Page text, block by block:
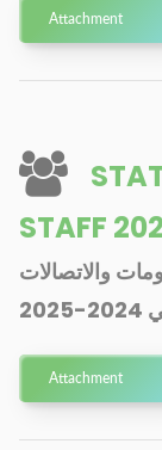
Attachment
STAFF
والاتصالات
Attachment